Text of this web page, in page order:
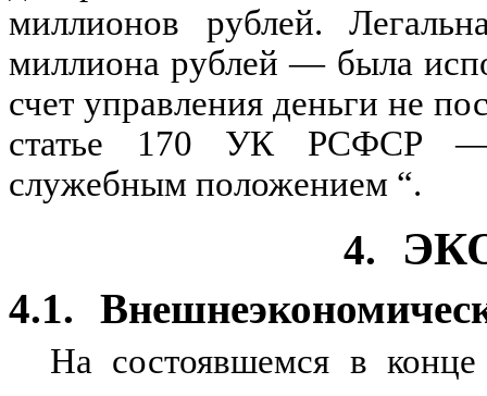
миллионов рублей.
миллиона рублей — была
счет управления деньги не
статье 170 УК РСФСР —
служебным положением “.
4.
4.1.
На состоявшемся в